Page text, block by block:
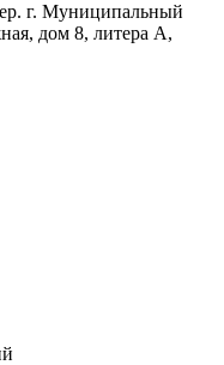
г. Муниципальный
дом 8, литера А,